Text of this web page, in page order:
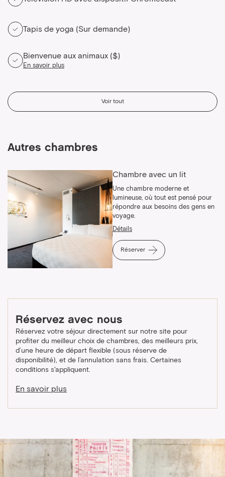
Tapis de yoga (Sur demande)
Bienvenue aux animaux ($)
En savoir plus
Voir tout
Autres chambres
Chambre avec un lit
Une chambre moderne et
lumineuse, où tout est pensé pour
répondre aux besoins des gens en
voyage.
Détails
Réserver
Réservez avec nous
Réservez votre séjour directement sur notre site pour
profiter du meilleur choix de chambres, des meilleurs prix,
d’une heure de départ flexible (sous réserve de
disponibilité), et de l’annulation sans frais. Certaines
conditions s'appliquent.
En savoir plus